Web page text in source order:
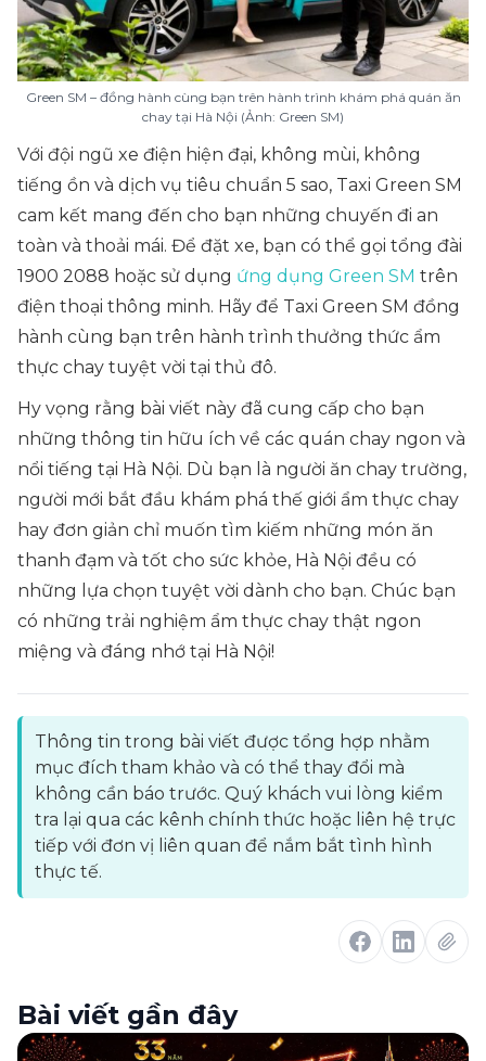
Green SM – đồng hành cùng bạn trên hành trình khám phá quán ăn
chay tại Hà Nội (Ảnh: Green SM)
Với đội ngũ xe điện hiện đại, không mùi, không
tiếng ồn và dịch vụ tiêu chuẩn 5 sao, Taxi Green SM
cam kết mang đến cho bạn những chuyến đi an
toàn và thoải mái. Để đặt xe, bạn có thể gọi tổng đài
1900 2088 hoặc sử dụng ứng dụng Green SM trên
điện thoại thông minh. Hãy để Taxi Green SM đồng
hành cùng bạn trên hành trình thưởng thức ẩm
thực chay tuyệt vời tại thủ đô.
Hy vọng rằng bài viết này đã cung cấp cho bạn
những thông tin hữu ích về các quán chay ngon và
nổi tiếng tại Hà Nội. Dù bạn là người ăn chay trường,
người mới bắt đầu khám phá thế giới ẩm thực chay
hay đơn giản chỉ muốn tìm kiếm những món ăn
thanh đạm và tốt cho sức khỏe, Hà Nội đều có
những lựa chọn tuyệt vời dành cho bạn. Chúc bạn
có những trải nghiệm ẩm thực chay thật ngon
miệng và đáng nhớ tại Hà Nội!
Thông tin trong bài viết được tổng hợp nhằm
mục đích tham khảo và có thể thay đổi mà
không cần báo trước. Quý khách vui lòng kiểm
tra lại qua các kênh chính thức hoặc liên hệ trực
tiếp với đơn vị liên quan để nắm bắt tình hình
thực tế.
Bài viết gần đây